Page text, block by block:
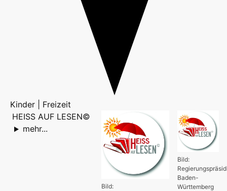
Kinder | Freizeit
Bild:
Baden-
Württemberg
Bild:
HEISS AUF LESEN©
mehr...